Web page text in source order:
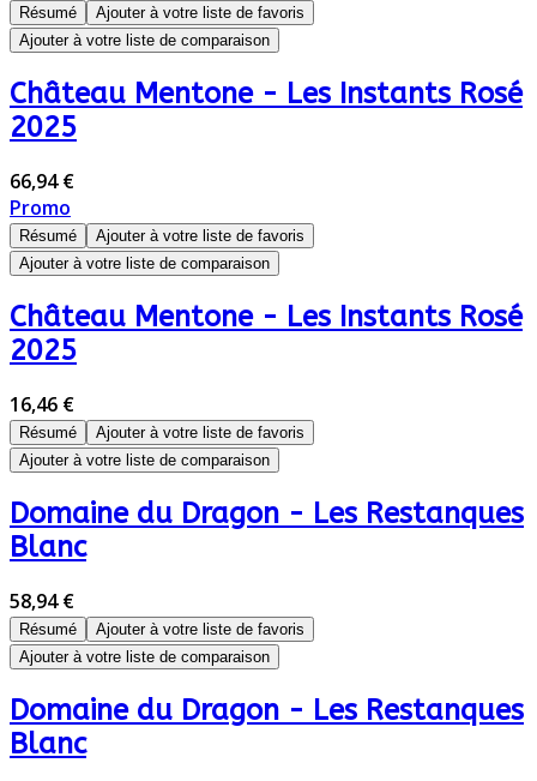
Résumé
Ajouter à votre liste de favoris
Ajouter à votre liste de comparaison
Château Mentone - Les Instants Rosé
2025
66,94 €
Promo
Résumé
Ajouter à votre liste de favoris
Ajouter à votre liste de comparaison
Château Mentone - Les Instants Rosé
2025
16,46 €
Résumé
Ajouter à votre liste de favoris
Ajouter à votre liste de comparaison
Domaine du Dragon - Les Restanques
Blanc
58,94 €
Résumé
Ajouter à votre liste de favoris
Ajouter à votre liste de comparaison
Domaine du Dragon - Les Restanques
Blanc